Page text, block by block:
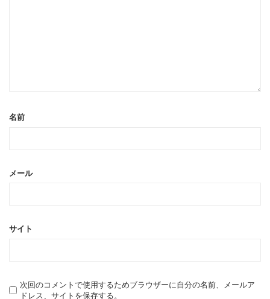
名前
メール
サイト
次回のコメントで使用するためブラウザーに自分の名前、メールア
ドレス、サイトを保存する。